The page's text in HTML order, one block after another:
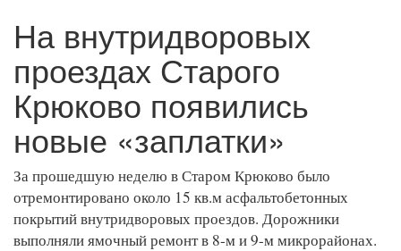
На внутридворовых
проездах Старого
Крюково появились
новые «заплатки»
За прошедшую неделю в Старом Крюково было
отремонтировано около 15 кв.м асфальтобетонных
покрытий внутридворовых проездов. Дорожники
выполняли ямочный ремонт в 8-м и 9-м микрорайонах.